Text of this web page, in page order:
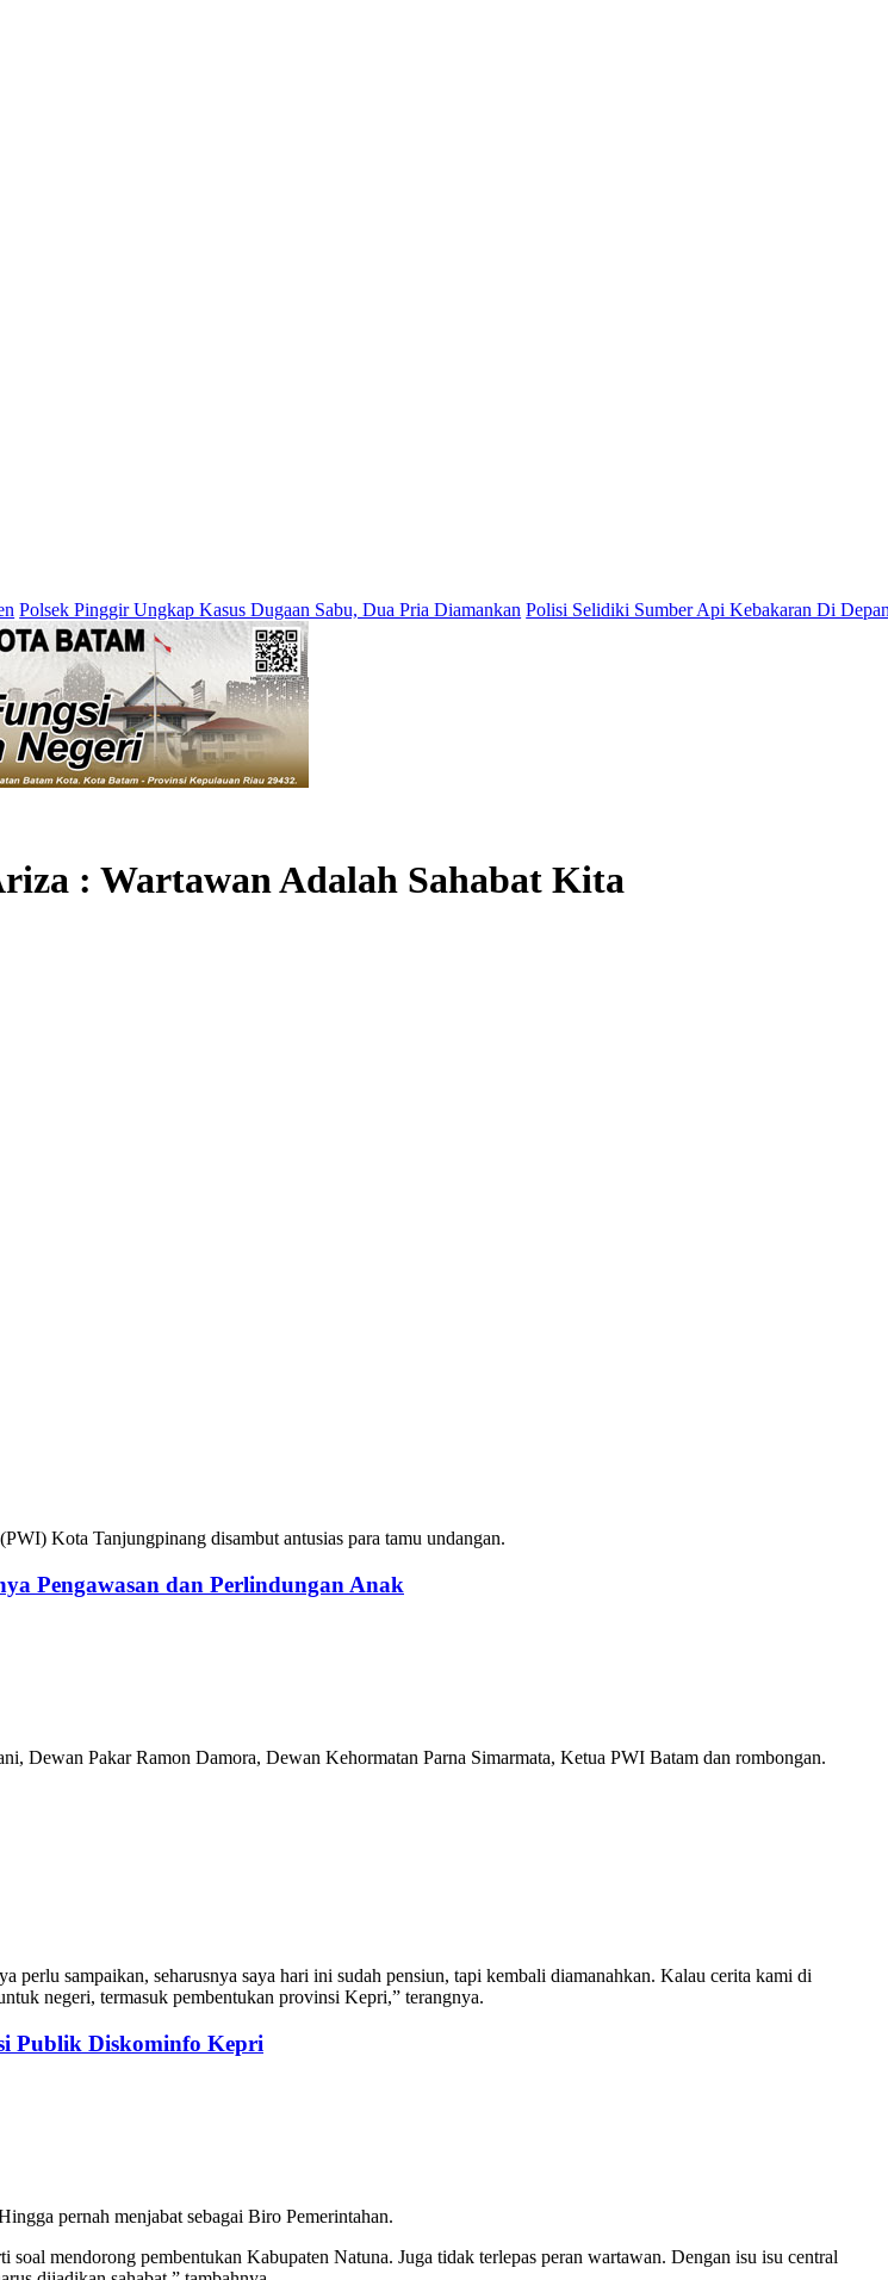
Pinggir Ungkap Kasus Dugaan Sabu, Dua Pria Diamankan Polisi Selidiki Sumber Api Kebakaran Di Depan Stadion
: Wartawan Adalah Sahabat Kita
Kota Tanjungpinang disambut antusias para tamu undangan.
Pengawasan dan Perlindungan Anak
Pakar Ramon Damora, Dewan Kehormatan Parna Simarmata, Ketua PWI Batam dan rombongan.
sampaikan, seharusnya saya hari ini sudah pensiun, tapi kembali diamanahkan. Kalau cerita kami di
negeri, termasuk pembentukan provinsi Kepri,” terangnya.
Publik Diskominfo Kepri
pernah menjabat sebagai Biro Pemerintahan.
mendorong pembentukan Kabupaten Natuna. Juga tidak terlepas peran wartawan. Dengan isu isu central